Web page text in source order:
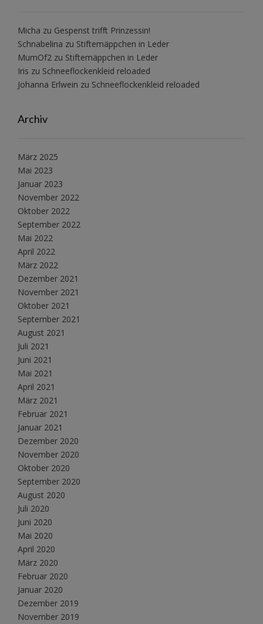
Micha zu Gespenst trifft Prinzessin!
Schnabelina zu Stiftemäppchen in Leder
MumOf2 zu Stiftemäppchen in Leder
Iris zu Schneeflockenkleid reloaded
Johanna Erlwein zu Schneeflockenkleid reloaded
Archiv
März 2025
Mai 2023
Januar 2023
November 2022
Oktober 2022
September 2022
Mai 2022
April 2022
März 2022
Dezember 2021
November 2021
Oktober 2021
September 2021
August 2021
Juli 2021
Juni 2021
Mai 2021
April 2021
März 2021
Februar 2021
Januar 2021
Dezember 2020
November 2020
Oktober 2020
September 2020
August 2020
Juli 2020
Juni 2020
Mai 2020
April 2020
März 2020
Februar 2020
Januar 2020
Dezember 2019
November 2019